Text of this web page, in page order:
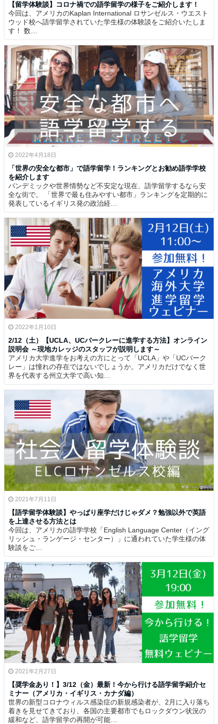
【留学体験談】コロナ禍での語学留学の様子をご紹介します！
今回は、アメリカのKaplan International ロサンゼルス・ウエスト
ウッド校へ語学留学されていた学生様の体験談をご紹介いたしま
す！ 数…
2022年4月18日
「世界の安全な都市」で語学留学！ランキングとお勧め語学学校
を紹介します
パンデミックや世界情勢など不安定な現在、語学留学するなら安
全な街で。 「世界で最も住みやすい都市」ランキングを定期的に
発表しているイギリス発の政治経…
2022年1月10日
2/12（土）【UCLA、UCバークレーに進学する方法】オンライン
説明会 ～現地カレッジのスタッフが説明します～
アメリカ大学進学をお考えの方にとって「UCLA」や「UCバーク
レー」は憧れの存在ではないでしょうか。アメリカだけでなく世
界を代表する州立大学で高い知…
2021年7月11日
【語学留学体験談】やっぱり座学だけじゃダメ？勉強以外で英語
を上達させる方法とは
今回は、アメリカの語学学校「English Language Center（イング
リッシュ・ランゲージ・センター）」に通われていた学生様の体
験談をご…
2021年2月27日
【奨学金あり！】3/12（金）最新！今から行ける語学留学紹介セ
ミナー（アメリカ・イギリス・カナダ編）
世界の新型コロナウィルス感染症の新規感染者が、2月に入り落ち
着きを見せてきており、各国の主要都市でもロックダウン状況の
緩和など、語学留学の再開が可能…